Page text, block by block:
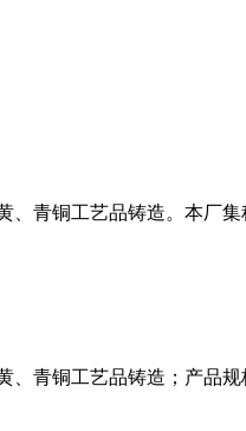
青铜工艺品铸造。本厂
、青铜工艺品铸造；产品